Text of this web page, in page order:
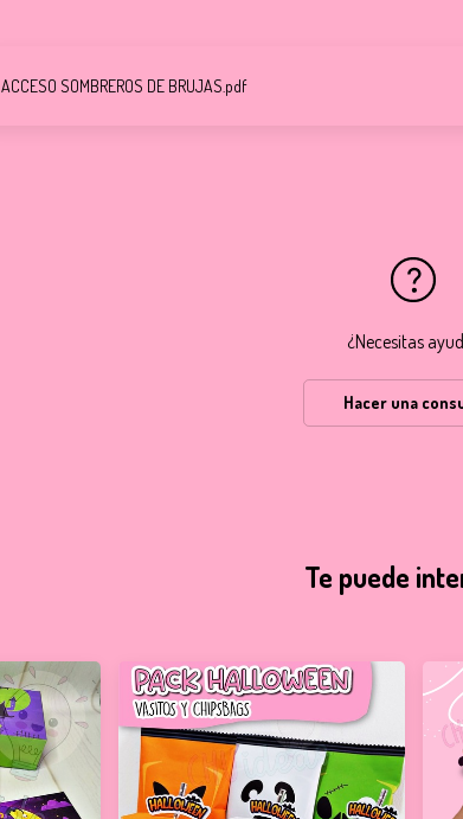
ACCESO SOMBREROS DE BRUJAS.pdf
¿Necesitas
Hacer una
Te puede